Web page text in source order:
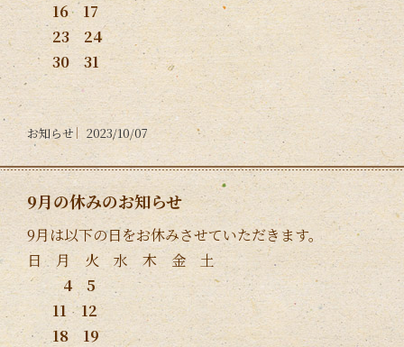
16 17
23 24
30 31
お知らせ 2023/10/07
9月の休みのお知らせ
9月は以下の日をお休みさせていただきます。
日 月 火 水 木 金 土
4 5
11 12
18 19